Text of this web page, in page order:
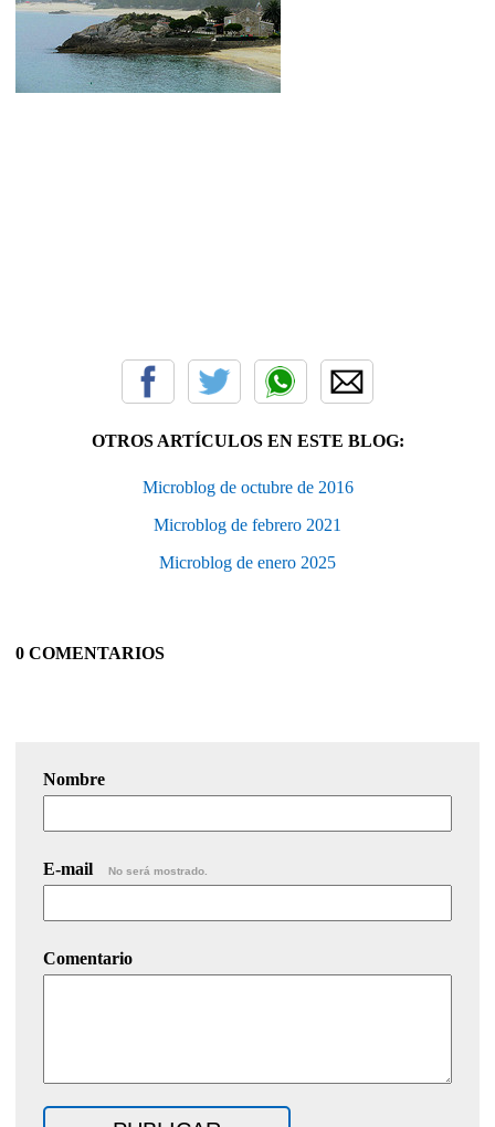
OTROS ARTÍCULOS EN ESTE BLOG:
Microblog de octubre de 2016
Microblog de febrero 2021
Microblog de enero 2025
0 COMENTARIOS
Nombre
E-mail No será mostrado.
Comentario